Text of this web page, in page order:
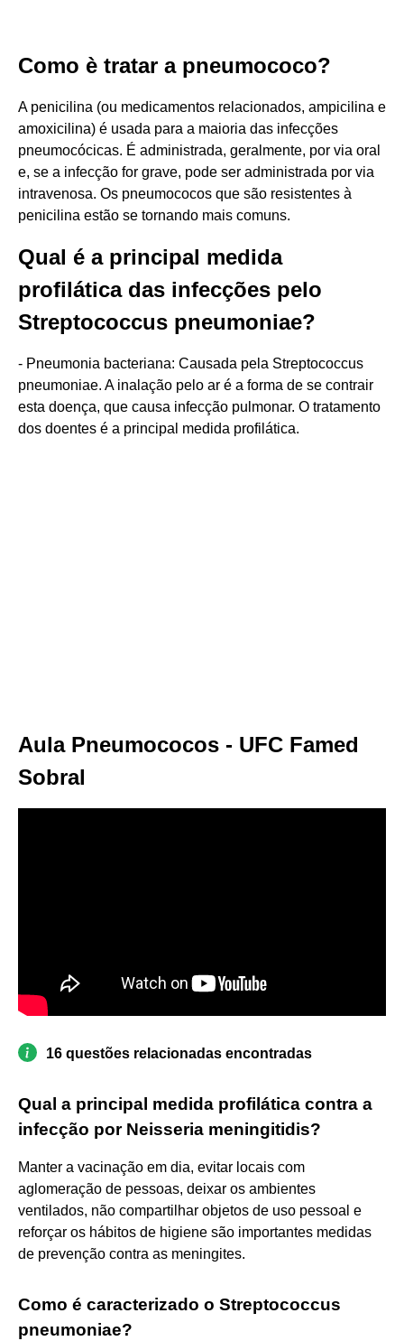
Como è tratar a pneumococo?
A penicilina (ou medicamentos relacionados, ampicilina e
amoxicilina) é usada para a maioria das infecções
pneumocócicas. É administrada, geralmente, por via oral
e, se a infecção for grave, pode ser administrada por via
intravenosa. Os pneumococos que são resistentes à
penicilina estão se tornando mais comuns.
Qual é a principal medida
profilática das infecções pelo
Streptococcus pneumoniae?
- Pneumonia bacteriana: Causada pela Streptococcus
pneumoniae. A inalação pelo ar é a forma de se contrair
esta doença, que causa infecção pulmonar. O tratamento
dos doentes é a principal medida profilática.
Aula Pneumococos - UFC Famed
Sobral
16 questões relacionadas encontradas
Qual a principal medida profilática contra a
infecção por Neisseria meningitidis?
Manter a vacinação em dia, evitar locais com
aglomeração de pessoas, deixar os ambientes
ventilados, não compartilhar objetos de uso pessoal e
reforçar os hábitos de higiene são importantes medidas
de prevenção contra as meningites.
Como é caracterizado o Streptococcus
pneumoniae?